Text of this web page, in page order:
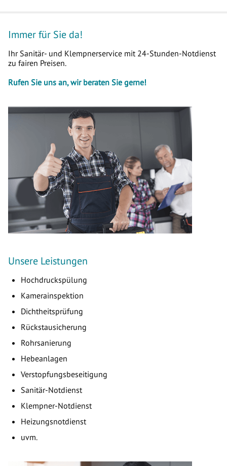
Immer für Sie da!
Ihr Sanitär- und Klempnerservice mit 24-Stunden-Notdienst
zu fairen Preisen.
Rufen Sie uns an, wir beraten Sie gerne!
Unsere Leistungen
Hochdruckspülung
Kamerainspektion
Dichtheitsprüfung
Rückstausicherung
Rohrsanierung
Hebeanlagen
Verstopfungsbeseitigung
Sanitär-Notdienst
Klempner-Notdienst
Heizungsnotdienst
uvm.